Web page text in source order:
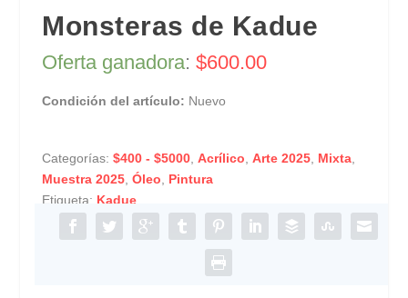
Monsteras de Kadue
Oferta ganadora:$600.00
Condición del artículo: Nuevo
Categorías:$400 - $5000 ,Acrílico ,Arte 2025 Mixta
Muestra 2025 ,Óleo
Pintura
Etiqueta: Kadue